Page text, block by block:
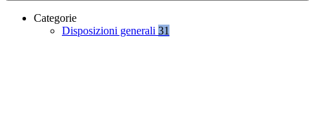
Categorie
Disposizioni generali 31